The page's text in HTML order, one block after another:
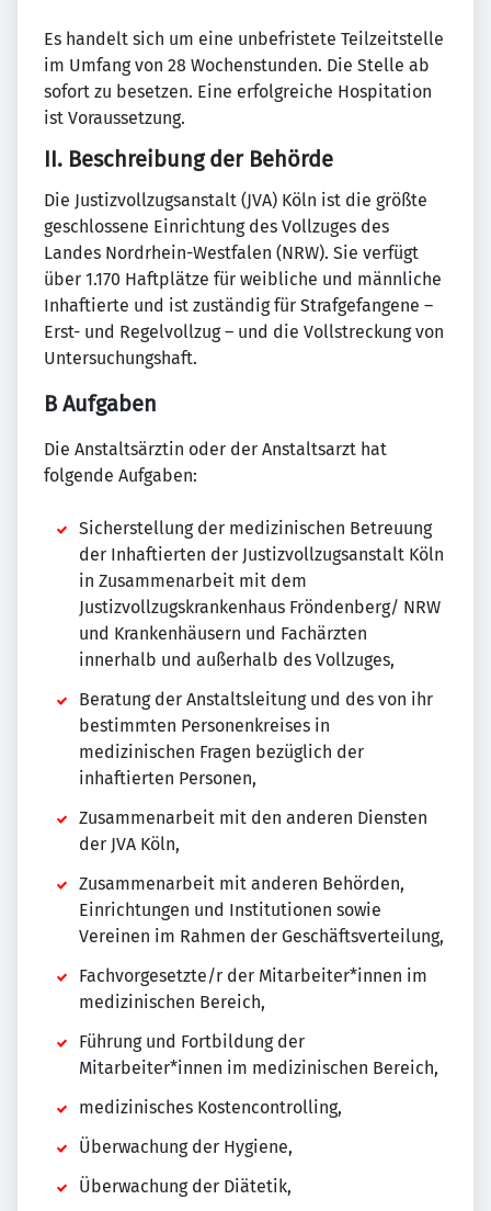
Es handelt sich um eine unbefristete Teilzeitstelle
im Umfang von 28 Wochenstunden. Die Stelle ab
sofort zu besetzen. Eine erfolgreiche Hospitation
ist Voraussetzung.
II. Beschreibung der Behörde
Die Justizvollzugsanstalt (JVA) Köln ist die größte
geschlossene Einrichtung des Vollzuges des
Landes Nordrhein-Westfalen (NRW). Sie verfügt
über 1.170 Haftplätze für weibliche und männliche
Inhaftierte und ist zuständig für Strafgefangene –
Erst- und Regelvollzug – und die Vollstreckung von
Untersuchungshaft.
B Aufgaben
Die Anstaltsärztin oder der Anstaltsarzt hat
folgende Aufgaben:
Sicherstellung der medizinischen Betreuung
der Inhaftierten der Justizvollzugsanstalt Köln
in Zusammenarbeit mit dem
Justizvollzugskrankenhaus Fröndenberg/ NRW
und Krankenhäusern und Fachärzten
innerhalb und außerhalb des Vollzuges,
Beratung der Anstaltsleitung und des von ihr
bestimmten Personenkreises in
medizinischen Fragen bezüglich der
inhaftierten Personen,
Zusammenarbeit mit den anderen Diensten
der JVA Köln,
Zusammenarbeit mit anderen Behörden,
Einrichtungen und Institutionen sowie
Vereinen im Rahmen der Geschäftsverteilung,
Fachvorgesetzte/r der Mitarbeiter*innen im
medizinischen Bereich,
Führung und Fortbildung der
Mitarbeiter*innen im medizinischen Bereich,
medizinisches Kostencontrolling,
Überwachung der Hygiene,
Überwachung der Diätetik,